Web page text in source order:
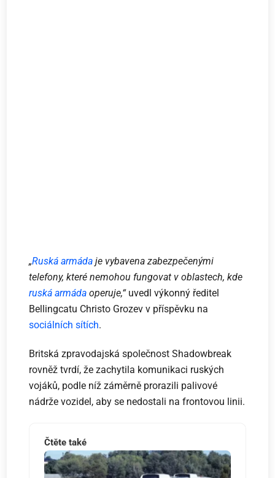
„Ruská armáda je vybavena zabezpečenými
telefony, které nemohou fungovat v oblastech, kde
ruská armáda operuje,“uvedl výkonný ředitel
Bellingcatu Christo Grozev v příspěvku na
sociálních sítích.
Britská zpravodajská společnost Shadowbreak
rovněž tvrdí, že zachytila komunikaci ruských
vojáků, podle níž záměrně prorazili palivové
nádrže vozidel, aby se nedostali na frontovou linii.
Čtěte také